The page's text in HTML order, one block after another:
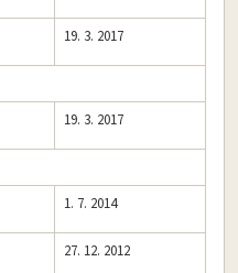
19. 3. 2017
19. 3. 2017
1. 7. 2014
27. 12. 2012